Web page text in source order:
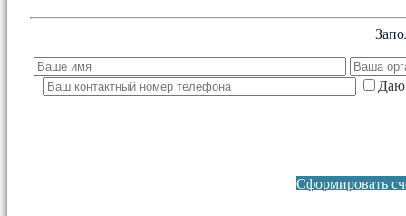
Даю
Сформировать